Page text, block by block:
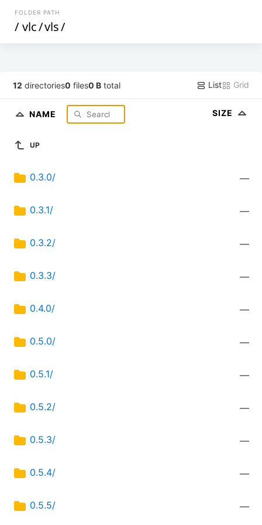
FOLDER PATH
/ vlc/vls/
12 directories0 files0 B total List Grid
NAME SIZE
UP
0.3.0/ —
0.3.1/ —
0.3.2/ —
0.3.3/ —
0.4.0/ —
0.5.0/ —
0.5.1/ —
0.5.2/ —
0.5.3/ —
0.5.4/ —
0.5.5/ —